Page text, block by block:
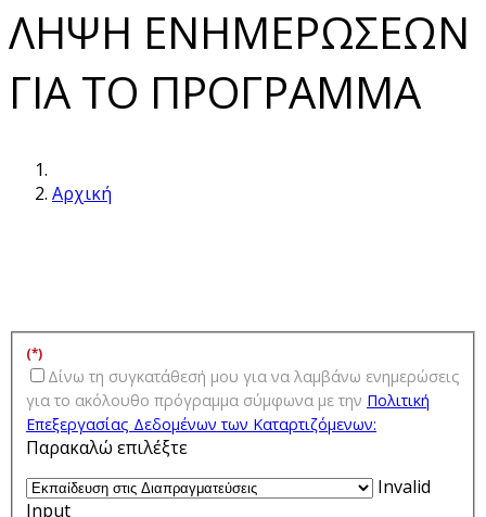
ΛΗΨΗ ΕΝΗΜΕΡΩΣΕΩΝ
ΓΙΑ ΤΟ ΠΡΟΓΡΑΜΜΑ
Αρχική
(*)
Δίνω τη συγκατάθεσή μου για να λαμβάνω ενημερώσεις
για τo ακόλουθο πρόγραμμα σύμφωνα με την Πολιτική
Επεξεργασίας Δεδομένων των Kαταρτιζόμενων:
Παρακαλώ επιλέξτε
Invalid
Input